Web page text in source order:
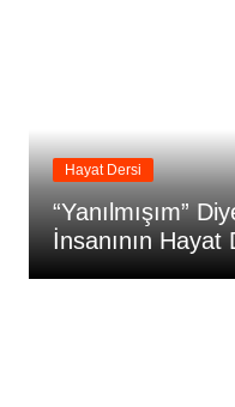
Hayat Dersi
“Yanılmışım”
İnsanının Hayat